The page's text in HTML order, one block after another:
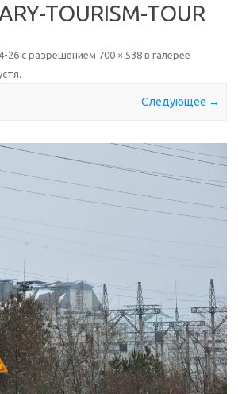
TOURISM-TOUR
26 с разрешением 700 × 538 в галерее
.
Следующее →